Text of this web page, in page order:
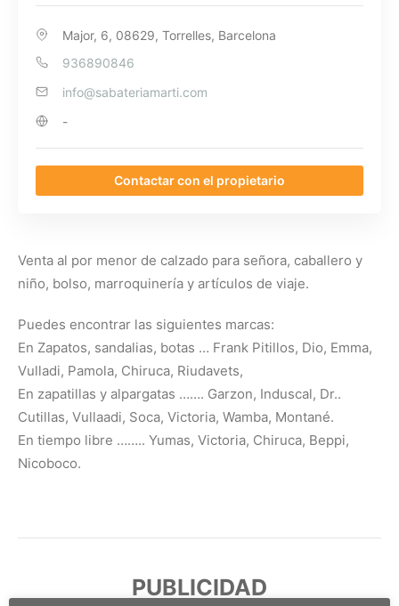
Major, 6, 08629, Torrelles, Barcelona
936890846
info@sabateriamarti.com
-
Contactar con el propietario
Venta al por menor de calzado para señora, caballero y
niño, bolso, marroquinería y artículos de viaje.
Puedes encontrar las siguientes marcas:
En Zapatos, sandalias, botas … Frank Pitillos, Dio, Emma,
Vulladi, Pamola, Chiruca, Riudavets,
En zapatillas y alpargatas ……. Garzon, Induscal, Dr..
Cutillas, Vullaadi, Soca, Victoria, Wamba, Montané.
En tiempo libre …….. Yumas, Victoria, Chiruca, Beppi,
Nicoboco.
PUBLICIDAD